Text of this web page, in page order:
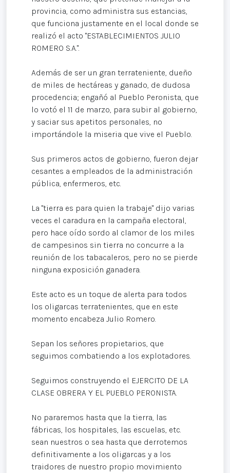
provincia, como administra sus estancias,
que funciona justamente en el local donde se
realizó el acto "ESTABLECIMIENTOS JULIO
ROMERO S.A.".
Además de ser un gran terrateniente, dueño
de miles de hectáreas y ganado, de dudosa
procedencia; engañó al Pueblo Peronista, que
lo votó el 11 de marzo, para subir al gobierno,
y saciar sus apetitos personales, no
importándole la miseria que vive el Pueblo.
Sus primeros actos de gobierno, fueron dejar
cesantes a empleados de la administración
pública, enfermeros, etc.
La "tierra es para quien la trabaje" dijo varias
veces el caradura en la campaña electoral,
pero hace oído sordo al clamor de los miles
de campesinos sin tierra no concurre a la
reunión de los tabacaleros, pero no se pierde
ninguna exposición ganadera.
Este acto es un toque de alerta para todos
los oligarcas terratenientes, que en este
momento encabeza Julio Romero.
Sepan los señores propietarios, que
seguimos combatiendo a los explotadores.
Seguimos construyendo el EJERCITO DE LA
CLASE OBRERA Y EL PUEBLO PERONISTA.
No pararemos hasta que la tierra, las
fábricas, los hospitales, las escuelas, etc.
sean nuestros o sea hasta que derrotemos
definitivamente a los oligarcas y a los
traidores de nuestro propio movimiento